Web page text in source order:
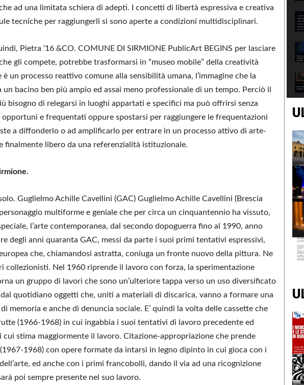
ad una limitata schiera di adepti. I concetti di libertà espressiva e creativa
tecniche per raggiungerli si sono aperte a condizioni multidisciplinari.
Pietra ‘16 &CO. COMUNE DI SIRMIONE PublicArt BEGINS per lasciare
gli compete, potrebbe trasformarsi in “museo mobile” della creatività
è un processo reattivo comune alla sensibilità umana, l’immagine che la
un bacino ben più ampio ed assai meno professionale di un tempo. Perciò il
bisogno di relegarsi in luoghi appartati e specifici ma può offrirsi senza
e frequentati oppure spostarsi per raggiungere le frequentazioni
a diffonderlo o ad amplificarlo per entrare in un processo attivo di arte-
finalmente libero da una referenzialità istituzionale.
Guglielmo Achille Cavellini (GAC) Guglielmo Achille Cavellini (Brescia
multiforme e geniale che per circa un cinquantennio ha vissuto,
l’arte contemporanea, dal secondo dopoguerra fino al 1990, anno
degli anni quaranta GAC, messi da parte i suoi primi tentativi espressivi,
che, chiamandosi astratta, coniuga un fronte nuovo della pittura. Ne
collezionisti. Nel 1960 riprende il lavoro con forza, la sperimentazione
un gruppo di lavori che sono un’ulteriore tappa verso un uso diversificato
quotidiano oggetti che, uniti a materiali di discarica, vanno a formare una
memoria e anche di denuncia sociale. E’ quindi la volta delle cassette che
(1966-1968) in cui ingabbia i suoi tentativi di lavoro precedente ed
stima maggiormente il lavoro. Citazione-appropriazione che prende
1968) con opere formate da intarsi in legno dipinto in cui gioca con i
ed anche con i primi francobolli, dando il via ad una ricognizione
poi sempre presente nel suo lavoro.